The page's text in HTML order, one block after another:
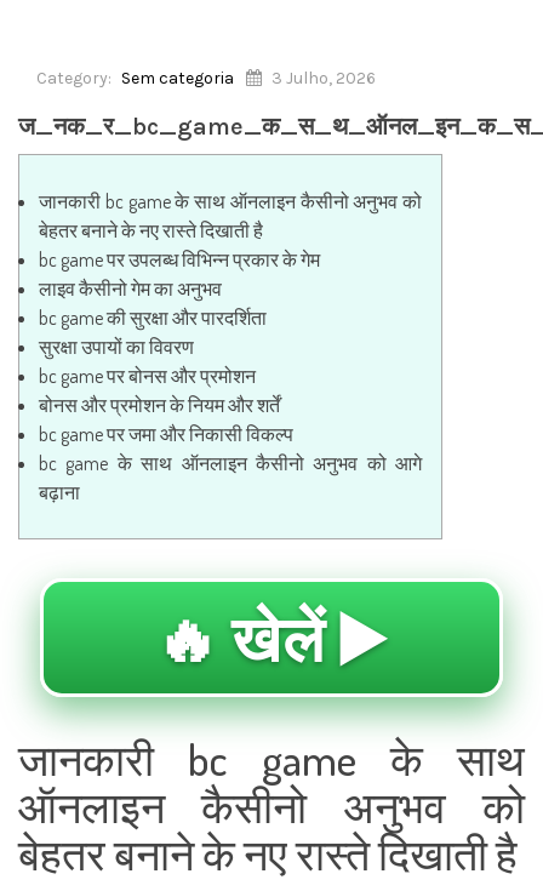
Category: Sem categoria 3 Julho, 2026
जानकारी bc game के साथ ऑनलाइन कैसीनो अनुभव को
बेहतर बनाने के नए रास्ते दिखाती है
bc game पर उपलब्ध विभिन्न प्रकार के गेम
लाइव कैसीनो गेम का अनुभव
bc game की सुरक्षा और पारदर्शिता
सुरक्षा उपायों का विवरण
bc game पर बोनस और प्रमोशन
बोनस और प्रमोशन के नियम और शर्तें
bc game पर जमा और निकासी विकल्प
bc game के साथ ऑनलाइन कैसीनो अनुभव को आगे
बढ़ाना
🔥 खेलें ▶️
जानकारी bc game के साथ
ऑनलाइन कैसीनो अनुभव को
बेहतर बनाने के नए रास्ते दिखाती है